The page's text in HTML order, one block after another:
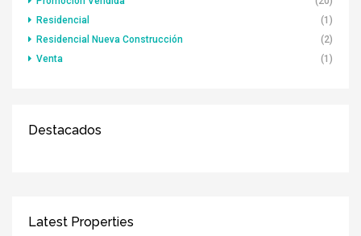
Residencial
(1)
Residencial Nueva Construcción
(2)
Venta
(1)
Destacados
Latest Properties